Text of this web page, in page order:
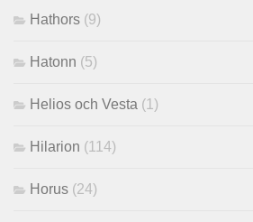
Hathors (9)
Hatonn (5)
Helios och Vesta (1)
Hilarion (114)
Horus (24)